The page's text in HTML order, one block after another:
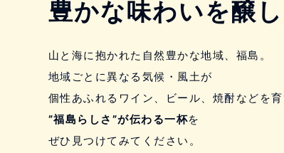
豊かな味わいを醸し
山と海に抱かれた自然豊かな地域、福島。
地域ごとに異なる気候・風土が
個性あふれるワイン、ビール、焼酎などを育
”福島らしさ”が伝わる一杯を
ぜひ見つけてみてください。